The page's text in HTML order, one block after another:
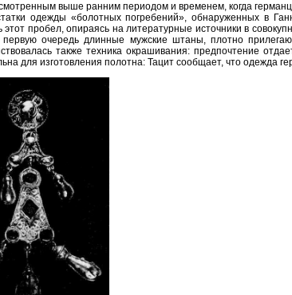
выше ранним периодом и временем, когда
одежды «болотных погребений», обнаруженных в
этот пробел, опираясь на литературные источники в
очередь длинные мужские штаны, плотно
также техника окрашивания: предпочтение
для изготовления полотна: Тацит сообщает, что одежда